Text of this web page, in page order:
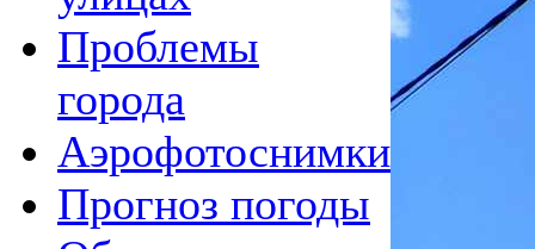
Проблемы
города
Аэрофотоснимки
Прогноз погоды